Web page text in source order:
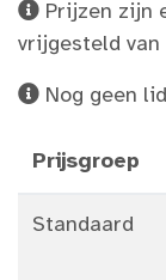
Prijzen zijn
vrijgesteld van
Nog geen
Prijsgroep
Standaard